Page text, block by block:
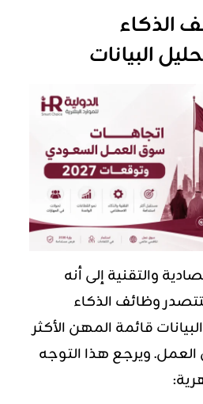
الذكاء
البيانات
والتقنية إلى أنه
عام 2027، ستتصدر وظائف الذكاء
قائمة المهن الأكثر
العمل. ويرجع هذا التوجه